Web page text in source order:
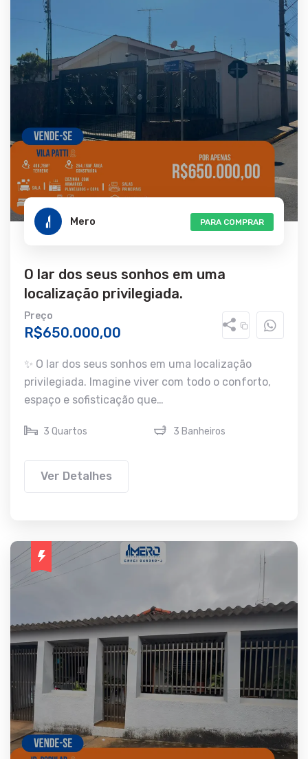
Mero PARA COMPRAR
O lar dos seus sonhos em uma
localização privilegiada.
Preço
R$650.000,00
✨ O lar dos seus sonhos em uma localização
privilegiada. Imagine viver com todo o conforto,
espaço e sofisticação que…
3 Quartos 3 Banheiros
Ver Detalhes